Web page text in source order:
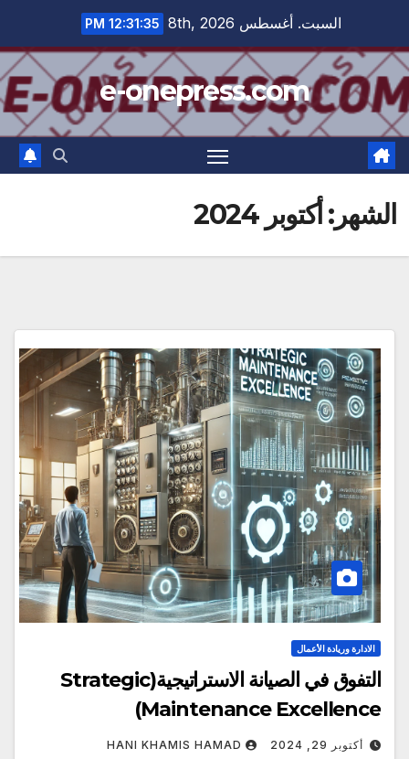
content
السبت. أغسطس 8th, 2026 12:31:36 PM
e-onepress.com
الشهر: أكتوبر 2024
الادارة وريادة الأعمال
التفوق في الصيانة الاستراتيجية(Strategic
Maintenance Excellence)
أكتوبر 29, 2024 HANI KHAMIS HAMAD